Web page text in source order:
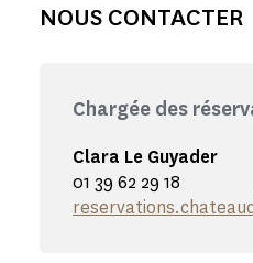
NOUS CONTACTER
Chargée des
Clara Le Guyader
01 39 62 29 18